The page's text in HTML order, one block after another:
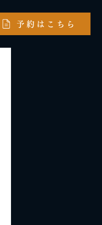
予約はこちら